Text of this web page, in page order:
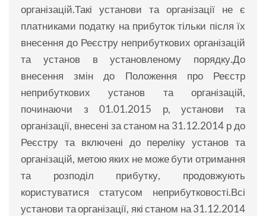
організацій.Такі установи та організації не є
платниками податку на прибуток тільки після їх
внесення до Реєстру неприбуткових організацій
та установ в установленому порядку.До
внесення змін до Положення про Реєстр
неприбуткових установ та організацій,
починаючи з 01.01.2015 р, установи та
організації, внесені за станом на 31.12.2014 р до
Реєстру та включені до переліку установ та
організацій, метою яких не може бути отримання
та розподіл прибутку, продовжують
користуватися статусом неприбутковості.Всі
установи та організації, які станом на 31.12.2014